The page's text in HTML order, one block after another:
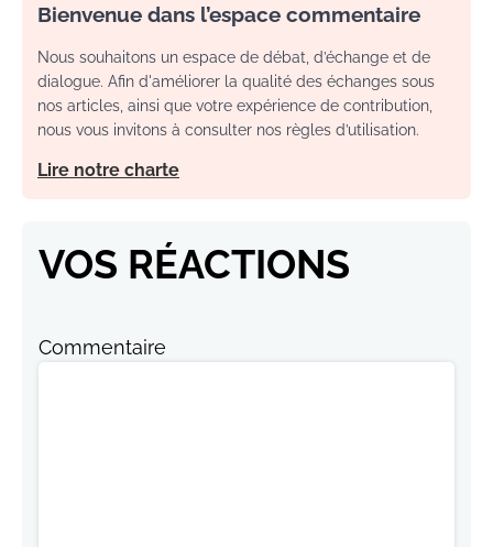
Bienvenue dans l’espace commentaire
Nous souhaitons un espace de débat, d’échange et de
dialogue. Afin d'améliorer la qualité des échanges sous
nos articles, ainsi que votre expérience de contribution,
nous vous invitons à consulter nos règles d’utilisation.
Lire notre charte
VOS RÉACTIONS
Commentaire